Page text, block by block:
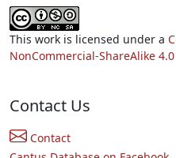
This work is licensed under a
NonCommercial-ShareAlike
Contact Us
Contact